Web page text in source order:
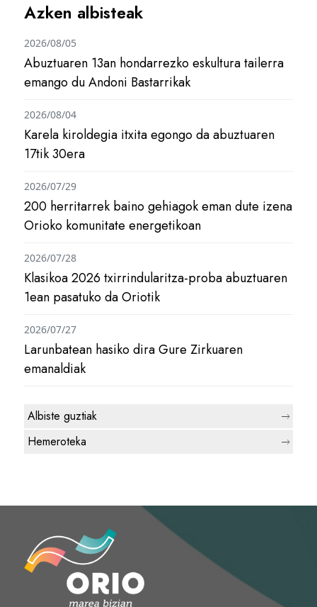
Azken albisteak
Abuztuaren 13an hondarrezko eskultura tailerra
emango du Andoni Bastarrikak
2026/08/05
Karela kiroldegia itxita egongo da abuztuaren
17tik 30era
2026/08/04
200 herritarrek baino gehiagok eman dute izena
Orioko komunitate energetikoan
2026/07/29
Klasikoa 2026 txirrindularitza-proba abuztuaren
1ean pasatuko da Oriotik
2026/07/28
Larunbatean hasiko dira Gure Zirkuaren
emanaldiak
2026/07/27
Albiste guztiak
Hemeroteka